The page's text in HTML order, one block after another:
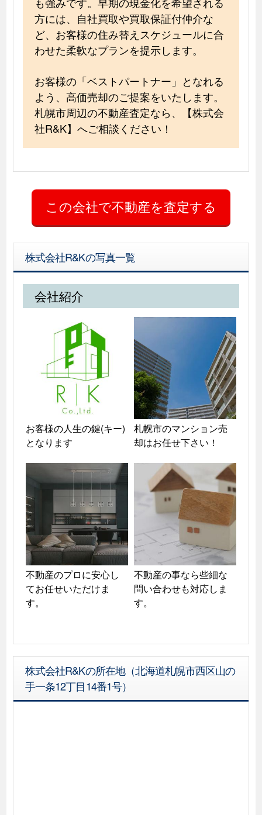
方には、自社買取や買取保証付仲介な
ど、お客様の住み替えスケジュールに合
わせた柔軟なプランを提示します。
お客様の「ベストパートナー」となれる
よう、高価売却のご提案をいたします。
札幌市周辺の不動産査定なら、【株式会
社R&K】へご相談ください！
株式会社R&Kの写真一覧
会社紹介
お客様の人生の鍵(キー)
となります
札幌市のマンション売
却はお任せ下さい！
不動産のプロに安心し
てお任せいただけま
す。
不動産の事なら些細な
問い合わせも対応しま
株式会社R&Kの所在地（北海道札幌市西区山の
手一条12丁目14番1号）